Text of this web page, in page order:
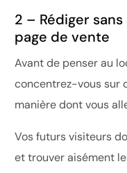
2 – Rédiger
page de vente
Avant de penser au
concentrez-vous sur
manière dont vous
Vos futurs visiteurs
et trouver aisément